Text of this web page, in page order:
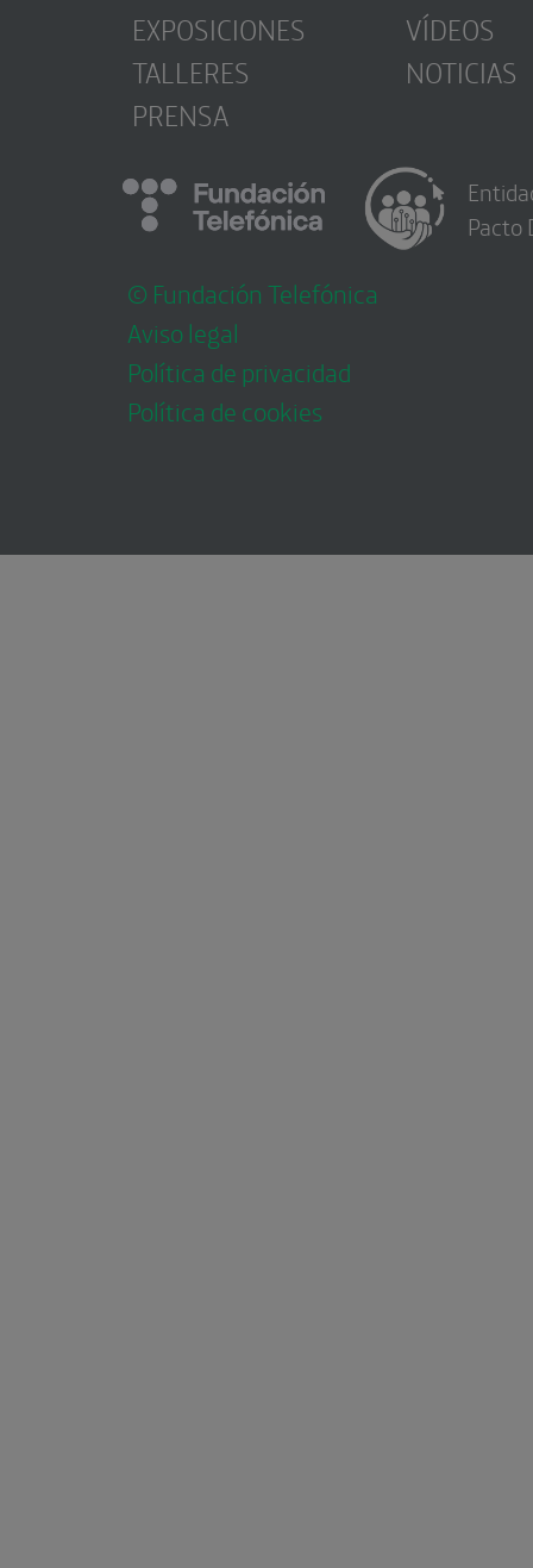
EXPOSICIONES
TALLERES
PRENSA
VÍDEOS
NOTICIAS
© Fundación Telefónica
Aviso legal
Política de privacidad
Política de cookies
Pacto